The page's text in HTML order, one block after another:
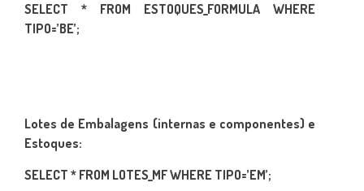
SELECT * FROM ESTOQUES_FORMULA WHERE
TIPO=’BE’;
Lotes de Embalagens (internas e componentes) e
Estoques:
SELECT * FROM LOTES_MF WHERE TIPO=’EM’;